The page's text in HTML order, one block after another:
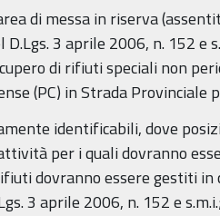
di messa in riserva
3 aprile 2006, n. 152 e
di rifiuti speciali non
(PC) in Strada Provinciale
identificabili, dove
per i quali dovranno
dovranno essere gestiti
3 aprile 2006, n. 152 e